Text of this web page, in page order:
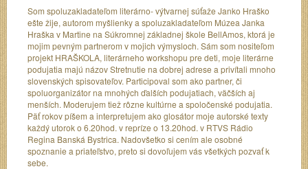
Som spoluzakladateľom literárno- výtvarnej súťaže Janko Hraško
ešte žije, autorom myšlienky a spoluzakladateľom Múzea Janka
Hraška v Martine na Súkromnej základnej škole BellAmos, ktorá je
mojim pevným partnerom v mojich výmysloch. Sám som nositeľom
projekt HRAŠKOLA, literárneho workshopu pre deti, moje literárne
podujatia majú názov Stretnutie na dobrej adrese a privítali mnoho
slovenských spisovateľov. Participoval som ako partner, či
spoluorganizátor na mnohých ďalších podujatiach, väčších aj
menších. Moderujem tiež rôzne kultúrne a spoločenské podujatia.
Päť rokov píšem a interpretujem ako glosátor moje autorské texty
každý utorok o 6.20hod. v repríze o 13.20hod. v RTVS Rádio
Regina Banská Bystrica. Nadovšetko si cením ale osobné
spoznanie a priateľstvo, preto si dovoľujem vás všetkých pozvať k
sebe.